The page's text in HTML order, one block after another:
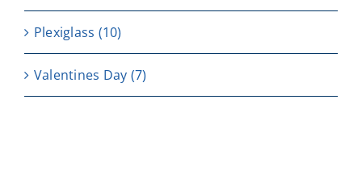
Plexiglass (10)
Valentines Day (7)